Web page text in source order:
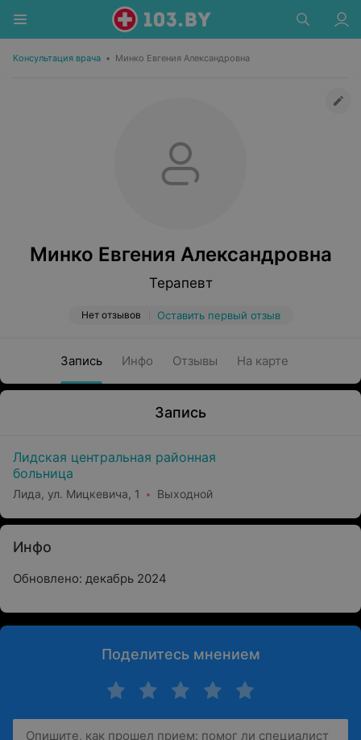
Консультация врача • Минко Евгения Александровна
Минко Евгения Александровна
Терапевт
Нет отзывов Оставить первый отзыв
Запись Инфо Отзывы На карте
Запись
Лидская центральная районная
больница
Лида, ул. Мицкевича, 1 Выходной
Инфо
Обновлено: декабрь 2024
Поделитесь мнением